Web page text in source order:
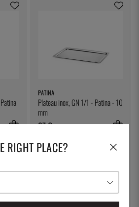
PATINA
Plateau inox, GN 1/1 - Patina - 10
mm
27 €
RIGHT PLACE?